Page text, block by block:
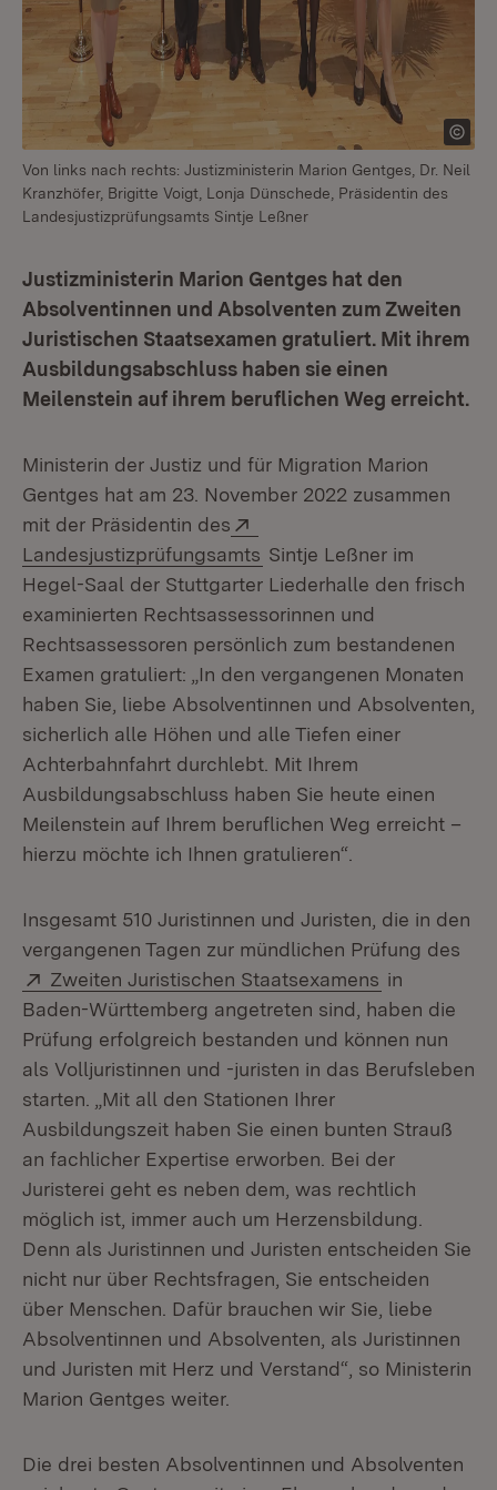
Von links nach rechts: Justizministerin Marion Gentges, Dr. Neil
Kranzhöfer, Brigitte Voigt, Lonja Dünschede, Präsidentin des
Landesjustizprüfungsamts Sintje Leßner
Justizministerin Marion Gentges hat den
Absolventinnen und Absolventen zum Zweiten
Juristischen Staatsexamen gratuliert. Mit ihrem
Ausbildungsabschluss haben sie einen
Meilenstein auf ihrem beruflichen Weg erreicht.
Ministerin der Justiz und für Migration Marion
Gentges hat am 23. November 2022 zusammen
mit der Präsidentin des
Landesjustizprüfungsamts (Öffnet in neuem Fenster)
Sintje Leßner im
Hegel-Saal der Stuttgarter Liederhalle den frisch
examinierten Rechtsassessorinnen und
Rechtsassessoren persönlich zum bestandenen
Examen gratuliert: „In den vergangenen Monaten
haben Sie, liebe Absolventinnen und Absolventen,
sicherlich alle Höhen und alle Tiefen einer
Achterbahnfahrt durchlebt. Mit Ihrem
Ausbildungsabschluss haben Sie heute einen
Meilenstein auf Ihrem beruflichen Weg erreicht –
hierzu möchte ich Ihnen gratulieren“.
Insgesamt 510 Juristinnen und Juristen, die in den
vergangenen Tagen zur mündlichen Prüfung des
Extern:
Zweiten Juristischen Staatsexamens (Öffnet in
in
Baden-Württemberg angetreten sind, haben die
Prüfung erfolgreich bestanden und können nun
als Volljuristinnen und -juristen in das Berufsleben
starten. „Mit all den Stationen Ihrer
Ausbildungszeit haben Sie einen bunten Strauß
an fachlicher Expertise erworben. Bei der
Juristerei geht es neben dem, was rechtlich
möglich ist, immer auch um Herzensbildung.
Denn als Juristinnen und Juristen entscheiden Sie
nicht nur über Rechtsfragen, Sie entscheiden
über Menschen. Dafür brauchen wir Sie, liebe
Absolventinnen und Absolventen, als Juristinnen
und Juristen mit Herz und Verstand“, so Ministerin
Marion Gentges weiter.
Die drei besten Absolventinnen und Absolventen